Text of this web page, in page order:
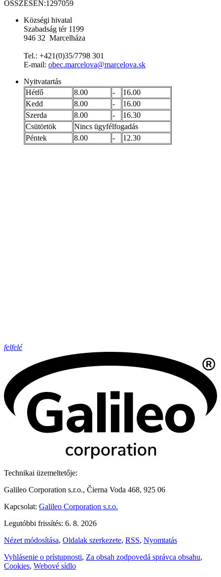
ÖSSZESEN:1297059
Községi hivatal
Szabadság tér 1199
946 32 Marcelháza
Tel.: +421(0)35/7798 301
E-mail: obec.marcelova@marcelova.sk
Nyitvatartás
Hétfő
8.00 -
16.00
Kedd
8.00 -
16.00
Szerda
8.00 -
16.30
Csütörtök
Nincs ügyfélfogadás
Péntek
8.00 - 12.30
felfelé
Technikai üzemeltetője:
Galileo Corporation s.r.o., Čierna Voda 468, 925 06
Kapcsolat: Galileo Corporation s.r.o.
Legutóbbi frissítés: 6. 8. 2026
Nézet módosítása, Oldalak szerkezete, RSS, Nyomtatás
Vyhlásenie o prístupnosti, Za obsah zodpovedá správca obsahu,
Cookies, Webové sídlo